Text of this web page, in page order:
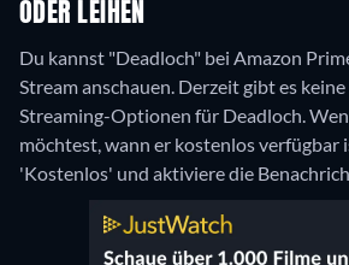
ODER LEIHEN
Du kannst "Deadloch" bei Amazon
Stream anschauen. Derzeit gibt es
Streaming-Optionen für Deadloch.
möchtest, wann er kostenlos verfügbar
'Kostenlos' und aktiviere die